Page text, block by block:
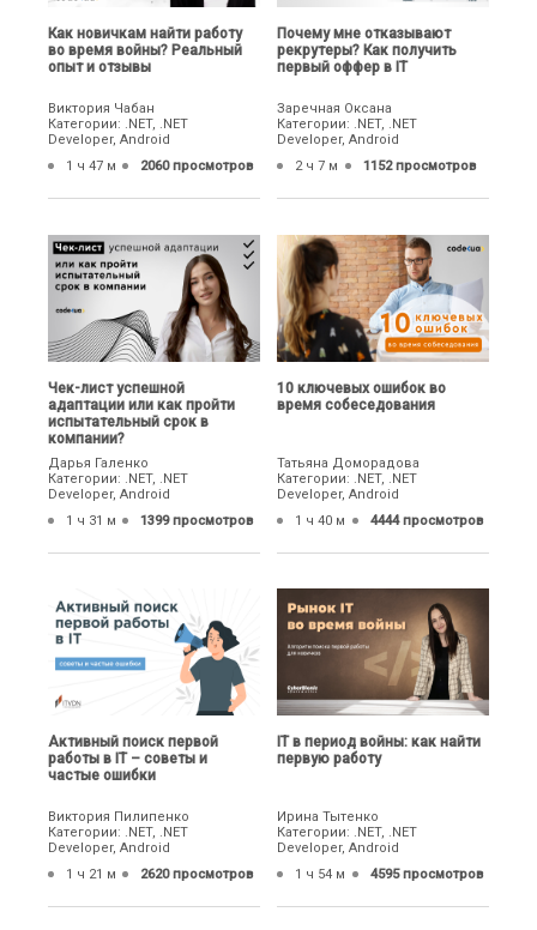
Как новичкам найти работу
во время войны? Реальный
опыт и отзывы
Виктория Чабан
Категории: .NET, .NET
Developer, Android
1 ч 47 м
2060 просмотров
Почему мне отказывают
рекрутеры? Как получить
первый оффер в IT
Заречная Оксана
Категории: .NET, .NET
Developer, Android
2 ч 7 м
1152 просмотров
Чек-лист успешной
адаптации или как пройти
испытательный срок в
компании?
Дарья Галенко
Категории: .NET, .NET
Developer, Android
1 ч 31 м
1399 просмотров
10 ключевых ошибок во
время собеседования
Татьяна Доморадова
Категории: .NET, .NET
Developer, Android
1 ч 40 м
4444 просмотров
Активный поиск первой
работы в IT – советы и
частые ошибки
Виктория Пилипенко
Категории: .NET, .NET
Developer, Android
1 ч 21 м
2620 просмотров
IТ в период войны: как найти
первую работу
Ирина Тытенко
Категории: .NET, .NET
Developer, Android
1 ч 54 м
4595 просмотров